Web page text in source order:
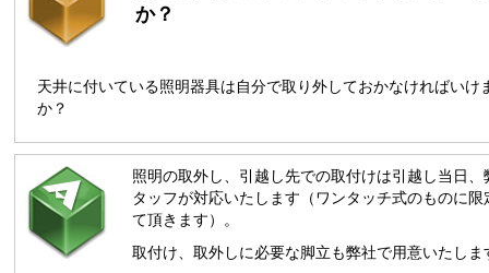
か？
天井に付いている照明器具は自分で取り外しておかなければいけ
か？
照明の取外し、引越し先での取付けは引越し当日、
タッフが対応いたします（ワンタッチ式のものに限
て頂きます）。
取付け、取外しに必要な脚立も弊社で用意いたしま